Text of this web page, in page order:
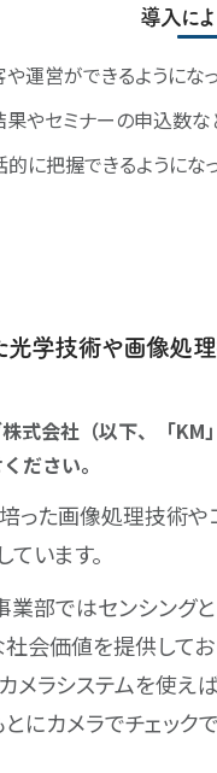
導入に
運営ができるようになっ
やセミナーの申込数な
に把握できるようにな
光学技術や画像処
株式会社（以下、「
ださい。
った画像処理技術や
います。
業部ではセンシング
会価値を提供してお
メラシステムを使
カメラでチェックで